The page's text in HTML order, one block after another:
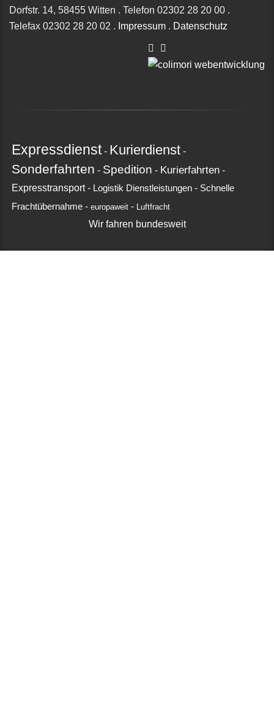
Dorfstr. 14, 58455 Witten . Telefon 02302 28 20 00 .
Telefax 02302 28 20 02 . Impressum . Datenschutz
Expressdienst- Kurierdienst -
Sonderfahrten - Spedition - Kurierfahrten -
Expresstransport- Logistik Dienstleistungen - Schnelle
Frachtübernahme - europaweit - Luftfracht
Wir fahren bundesweit